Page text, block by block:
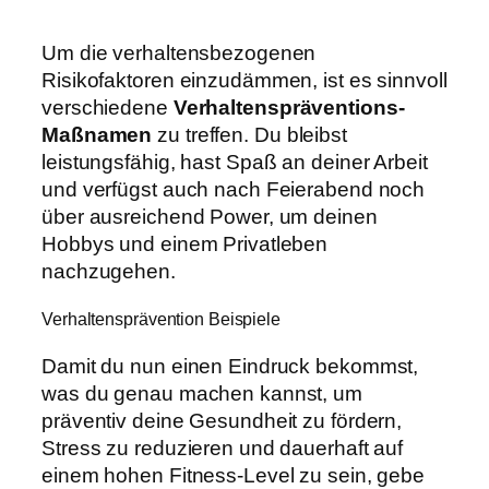
Um die verhaltensbezogenen
Risikofaktoren einzudämmen, ist es sinnvoll
verschiedene Verhaltenspräventions-
Maßnamen zu treffen. Du bleibst
leistungsfähig, hast Spaß an deiner Arbeit
und verfügst auch nach Feierabend noch
über ausreichend Power, um deinen
Hobbys und einem Privatleben
nachzugehen.
Verhaltensprävention Beispiele
Damit du nun einen Eindruck bekommst,
was du genau machen kannst, um
präventiv deine Gesundheit zu fördern,
Stress zu reduzieren und dauerhaft auf
einem hohen Fitness-Level zu sein, gebe